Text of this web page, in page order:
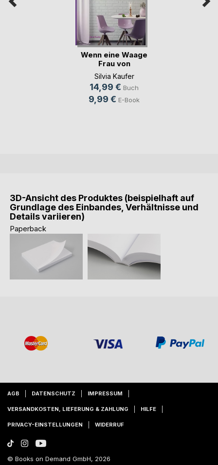
Wenn eine Waage
Frau von
Schokolad(...)
Silvia Kaufer
14,99 € Buch
9,99 € E-Book
3D-Ansicht des Produktes (beispielhaft auf
Grundlage des Einbandes, Verhältnisse und
Details variieren)
Paperback
AGB DATENSCHUTZ IMPRESSUM
VERSANDKOSTEN, LIEFERUNG & ZAHLUNG HILFE
PRIVACY-EINSTELLUNGEN WIDERRUF
© Books on Demand GmbH, 2026